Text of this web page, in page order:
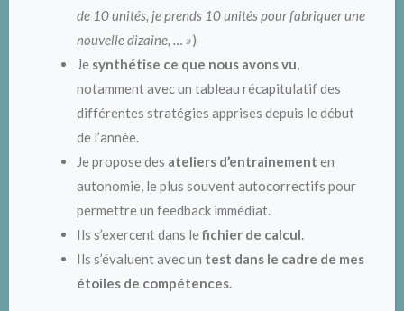
de 10 unités, je prends 10 unités pour fabriquer une
nouvelle dizaine, … »)
Je synthétise ce que nous avons vu
notamment avec un tableau récapitulatif des
différentes stratégies apprises depuis le début
de l’année.
Je propose des ateliers d’entrainement en
autonomie, le plus souvent autocorrectifs pour
permettre un feedback immédiat.
Ils s’exercent dans lefichier de calcul
Ils s’évaluent avec un test dans le cadre de mes
étoiles de compétences.